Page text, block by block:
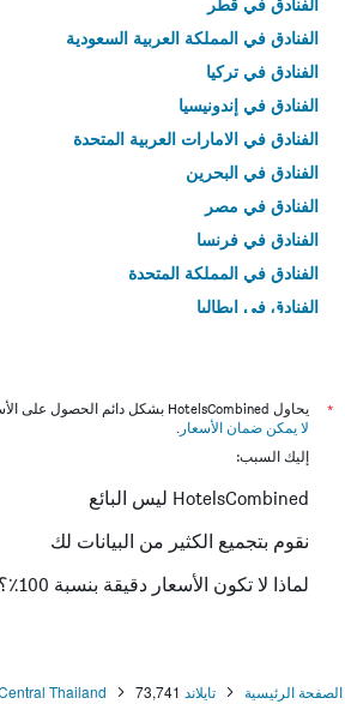
الفنادق في المملكة العربية السعودية
الفنادق في تركيا
الفنادق في إندونيسيا
الفنادق في الامارات العربية المتحدة
الفنادق في البحرين
الفنادق في مصر
الفنادق في فرنسا
الفنادق في المملكة المتحدة
الفنادق في إيطاليا
*
يحاول HotelsCombined بشكل دائم الحصول على الأسعار الدقيقة، ولكن
لا يمكن ضمان الأسعار .
إليك السبب:
HotelsCombined ليس البائع
نقوم بتجميع الكثير من البيانات لك
لماذا لا تكون الأسعار دقيقة بنسبة 100٪؟
الصفحة الرئيسية تايلاند 73,741
Thailand